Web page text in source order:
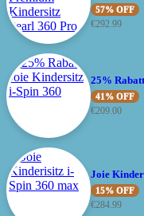
57% OFF
€292.99
25%
41% OFF
€209.00
Joie
15% OFF
€284.99